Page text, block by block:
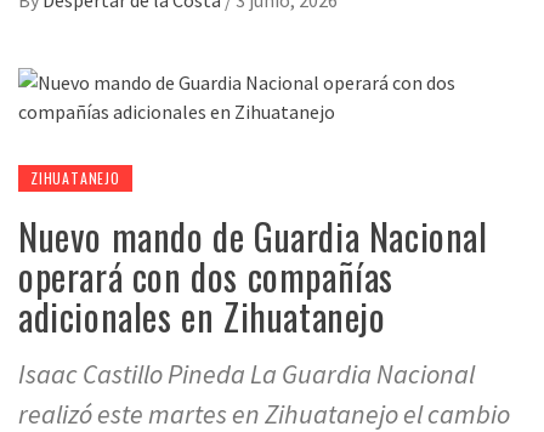
ZIHUATANEJO
Nuevo mando de Guardia Nacional
operará con dos compañías
adicionales en Zihuatanejo
Isaac Castillo Pineda La Guardia Nacional
realizó este martes en Zihuatanejo el cambio